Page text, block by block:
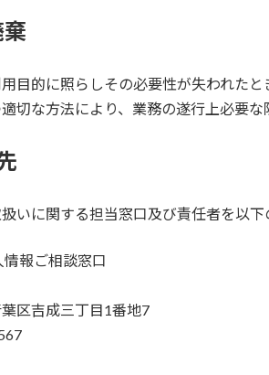
目的に照らしその必要性が失われた
切な方法により、業務の遂行上必要な
いに関する担当窓口及び責任者を以下
報ご相談窓口
区吉成三丁目1番地7